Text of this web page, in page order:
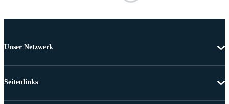
Unser Netzwerk
Seitenlinks